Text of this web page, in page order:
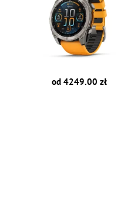
od 4249.00 zł